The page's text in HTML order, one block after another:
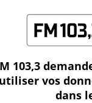
et les
plus de 20 mois.
circonstances
de santé et de
103,3
utiliser vos
dans